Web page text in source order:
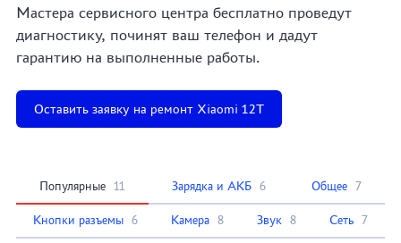
Мастера сервисного центра бесплатно проведут
диагностику, починят ваш телефон и дадут
гарантию на выполненные работы.
Оставить заявку на ремонт Xiaomi 12T
Популярные 11 Зарядка и АКБ 6 Общее 7
Кнопки разъемы 6 Камера 8 Звук 8 Сеть 7